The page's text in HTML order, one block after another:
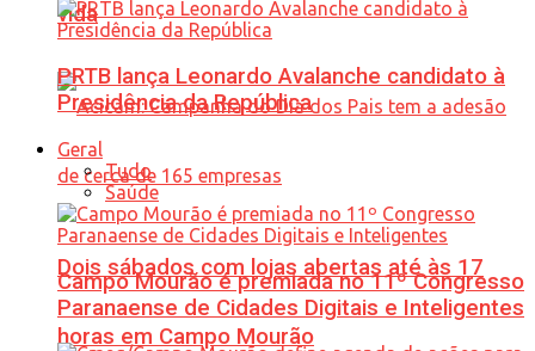
vida
Dois sábados com lojas abertas até às 17
horas em Campo Mourão
PRTB lança Leonardo Avalanche candidato à
Presidência da República
Geral
Tudo
Saúde
Campo Mourão é premiada no 11º Congresso
Paranaense de Cidades Digitais e Inteligentes